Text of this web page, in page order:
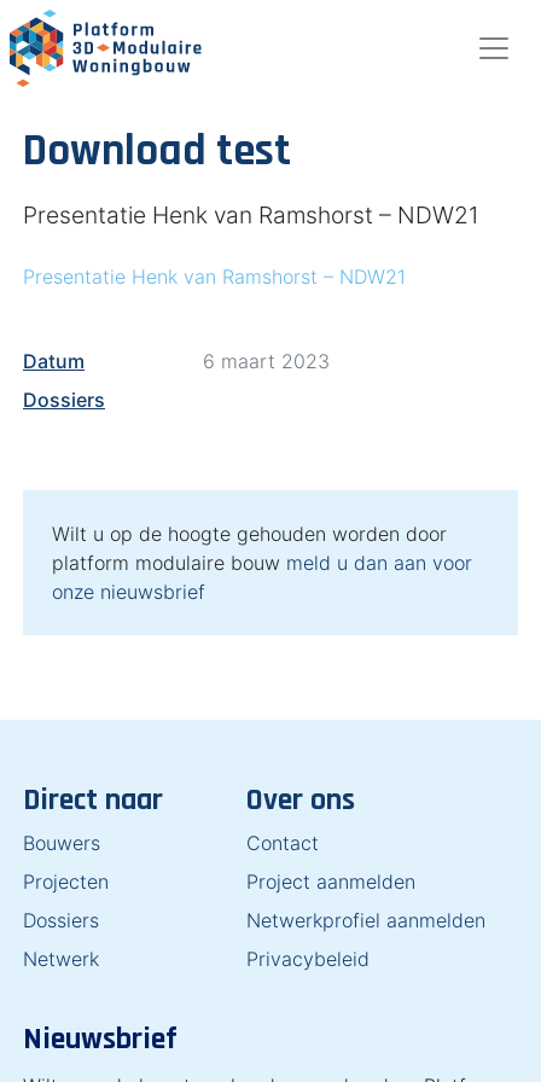
Download test
Presentatie Henk van Ramshorst – NDW21
Presentatie Henk van Ramshorst – NDW21
Datum
6 maart 2023
Dossiers
Wilt u op de hoogte gehouden worden door
platform modulaire bouw meld u dan aan voor
onze nieuwsbrief
Direct naar
Bouwers
Projecten
Dossiers
Netwerk
Over ons
Contact
Project aanmelden
Netwerkprofiel aanmelden
Privacybeleid
Nieuwsbrief